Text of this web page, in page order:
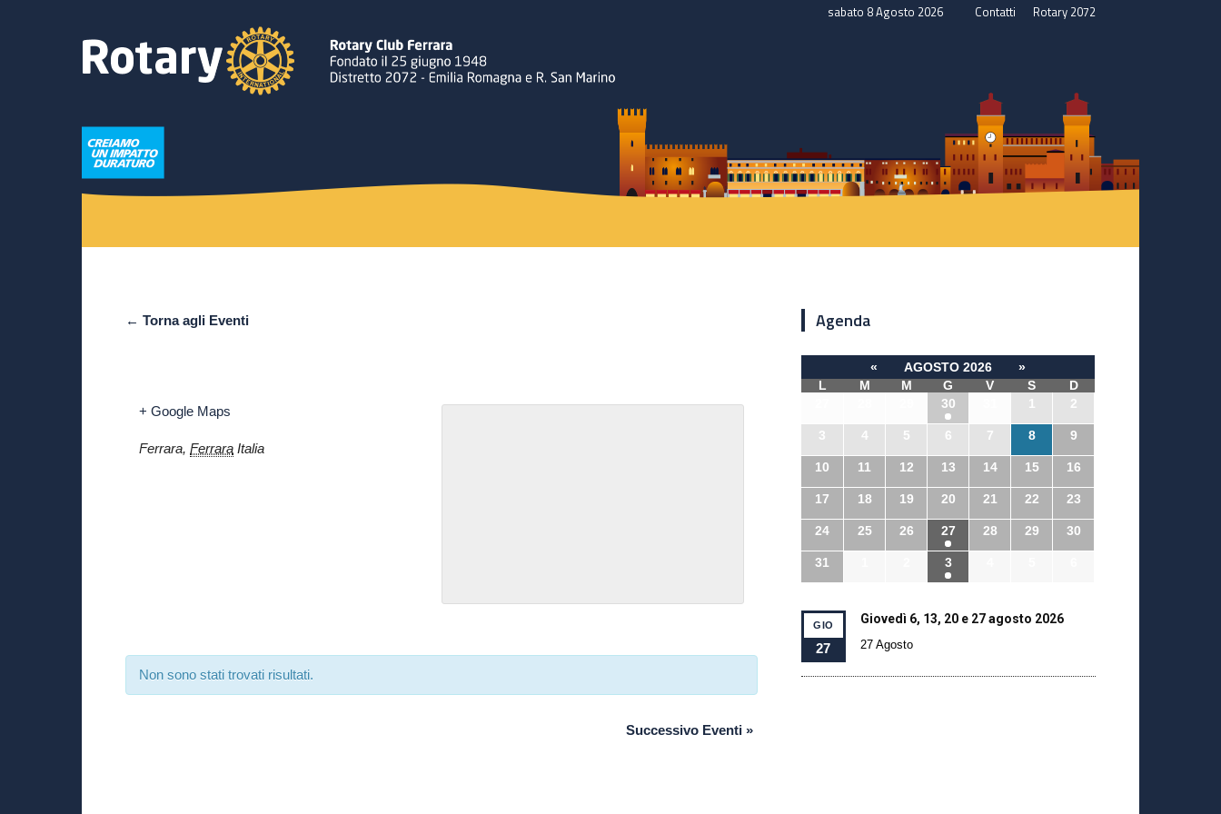
sabato 8 Agosto 2026 Contatti Rotary 2072
← Torna agli Eventi
+ Google Maps
Ferrara, Ferrara Italia
Non sono stati trovati risultati.
Successivo Eventi »
Agenda
« AGOSTO 2026
»
L
M M G V S
D
30 1 2
3 4 5 6 7 8 9
10 11 12 13 14 15 16
17 18 19 20 21 22 23
24 25 26 27 28 29 30
31 3
GIO
27
Giovedì 6, 13, 20 e 27 agosto 2026
27 Agosto